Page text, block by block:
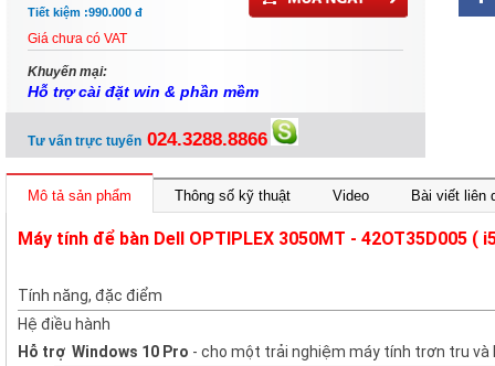
Tiết kiệm :990.000 đ
Giá chưa có VAT
Khuyến mại:
Hỗ trợ cài đặt win & phần mềm
Tư vấn trực tuyến 024.3288.8866
Mô tả sản phẩm Thông số kỹ thuật Video Bài viết liên
Máy tính để bàn Dell OPTIPLEX 3050MT - 42OT35D005 (
Tính năng, đặc điểm
Hệ điều hành
Hỗ trợ Windows 10 Pro - cho một trải nghiệm máy tính trơn tru và